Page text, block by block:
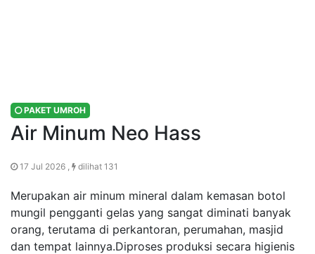
PAKET UMROH
Air Minum Neo Hass
17 Jul 2026 , dilihat 131
Merupakan air minum mineral dalam kemasan botol
mungil pengganti gelas yang sangat diminati banyak
orang, terutama di perkantoran, perumahan, masjid
dan tempat lainnya.Diproses produksi secara higienis